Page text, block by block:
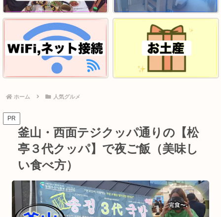
ホーム 人気グルメ
PR
釜山・西面テジクッパ通りの【松
亭３代クッパ】で夜ご飯（美味し
い食べ方）